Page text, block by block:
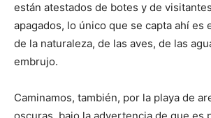
están atestados de botes y de
apagados, lo único que se capta ahí es
de la naturaleza, de las aves, de las
embrujo.
Caminamos, también, por la playa de